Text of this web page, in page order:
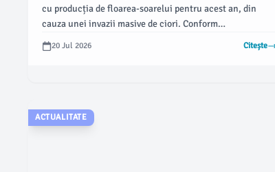
cu producția de floarea-soarelui pentru acest an, din
cauza unei invazii masive de ciori. Conform
opiniabuzau.ro, aceste păsări au început să distrugă
culturile, iar fermierii se simt neputincioși în fața acestei
20 Jul 2026 Citește
ACTUALITATE